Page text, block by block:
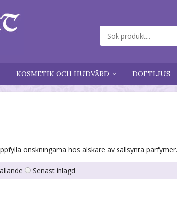
KOSMETIK OCH HUDVÅRD DOFTLJUS
önskningarna hos älskare av sällsynta parfymer.
Senast inlagd